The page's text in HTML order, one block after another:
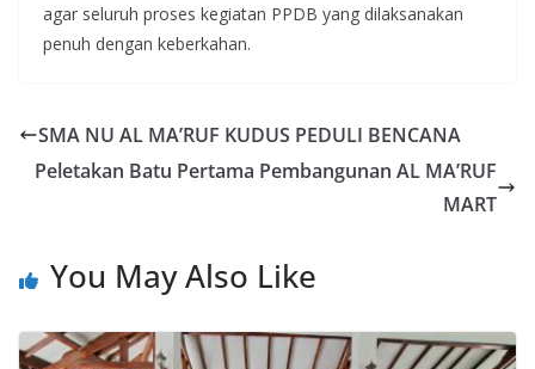
agar seluruh proses kegiatan PPDB yang dilaksanakan
penuh dengan keberkahan.
SMA NU AL MA’RUF KUDUS PEDULI BENCANA
Peletakan Batu Pertama Pembangunan AL MA’RUF
MART
You May Also Like